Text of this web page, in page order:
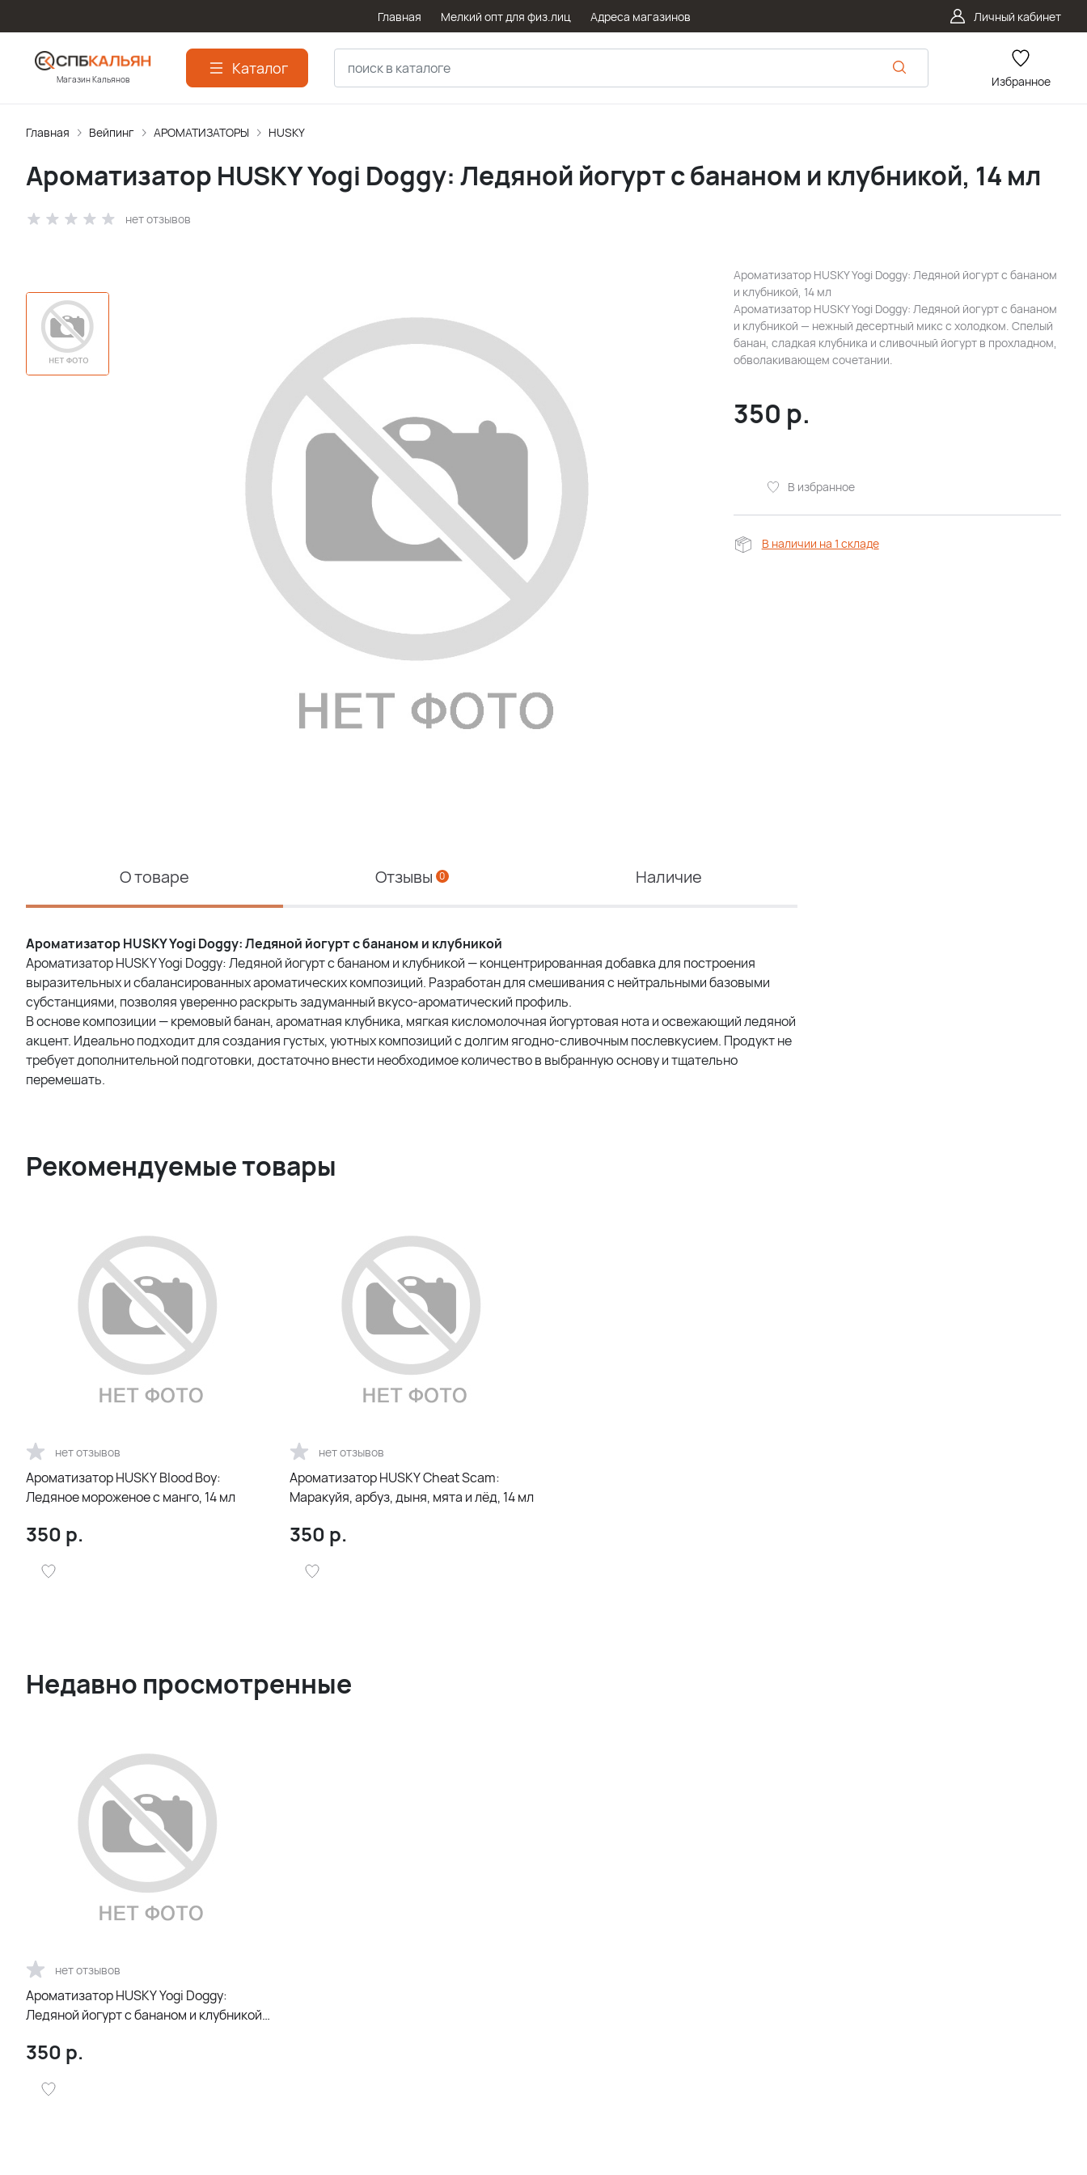
Главная Мелкий опт для физ.лиц Адреса магазинов Личный кабинет
Магазин Кальянов
Каталог
Избранное
Главная Вейпинг АРОМАТИЗАТОPЫ HUSKY
Ароматизатор HUSKY Yogi Doggy: Ледяной йогурт с бананом и клубникой, 14 мл
нет отзывов
Ароматизатор HUSKY Yogi Doggy: Ледяной йогурт с бананом
и клубникой, 14 мл
Ароматизатор HUSKY Yogi Doggy: Ледяной йогурт с бананом
и клубникой — нежный десертный микс с холодком. Спелый
банан, сладкая клубника и сливочный йогурт в прохладном,
обволакивающем сочетании.
350 р.
В избранное
В наличии на 1 складе
О товаре Отзывы 0 Наличие
Ароматизатор HUSKY Yogi Doggy: Ледяной йогурт с бананом и клубникой
Ароматизатор HUSKY Yogi Doggy: Ледяной йогурт с бананом и клубникой — концентрированная добавка для построения
выразительных и сбалансированных ароматических композиций. Разработан для смешивания с нейтральными базовыми
субстанциями, позволяя уверенно раскрыть задуманный вкусо-ароматический профиль.
В основе композиции — кремовый банан, ароматная клубника, мягкая кисломолочная йогуртовая нота и освежающий ледяной
акцент. Идеально подходит для создания густых, уютных композиций с долгим ягодно-сливочным послевкусием. Продукт не
требует дополнительной подготовки, достаточно внести необходимое количество в выбранную основу и тщательно
перемешать.
Рекомендуемые товары
нет отзывов
Ароматизатор HUSKY Blood Boy:
Ледяное мороженое с манго, 14 мл
350 р.
нет отзывов
Ароматизатор HUSKY Cheat Scam:
Маракуйя, арбуз, дыня, мята и лёд, 14 мл
350 р.
Недавно просмотренные
нет отзывов
Ароматизатор HUSKY Yogi Doggy:
Ледяной йогурт с бананом и клубникой,
350 р.